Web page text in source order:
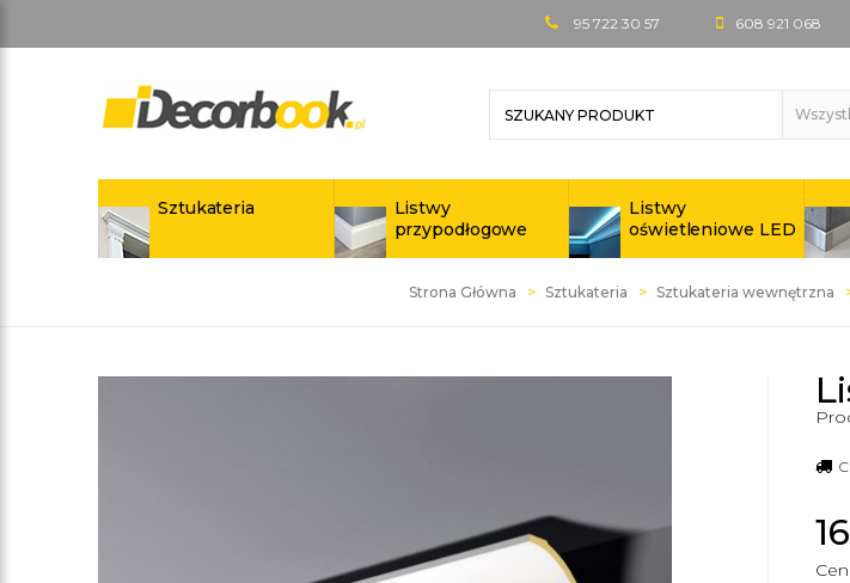
95 722 30 57 608 921 068
Sztukateria
Listwy
przypodłogowe
Listwy
oświetleniowe LED
Strona Główna Sztukateria Sztukateria wewnętrzna